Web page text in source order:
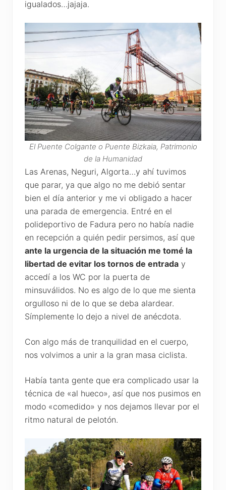
igualados…jajaja.
El Puente Colgante o Puente Bizkaia, Patrimonio
de la Humanidad
Las Arenas, Neguri, Algorta…y ahí tuvimos
que parar, ya que algo no me debió sentar
bien el día anterior y me vi obligado a hacer
una parada de emergencia. Entré en el
polideportivo de Fadura pero no había nadie
en recepción a quién pedir persimos, así que
ante la urgencia de la situación me tomé la
libertad de evitar los tornos de entrada y
accedí a los WC por la puerta de
minsuválidos. No es algo de lo que me sienta
orgulloso ni de lo que se deba alardear.
Símplemente lo dejo a nivel de anécdota.
Con algo más de tranquilidad en el cuerpo,
nos volvimos a unir a la gran masa ciclista.
Había tanta gente que era complicado usar la
técnica de «al hueco», así que nos pusimos en
modo «comedido» y nos dejamos llevar por el
ritmo natural de pelotón.